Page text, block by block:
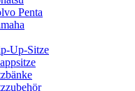
Penta
Up-Sitze